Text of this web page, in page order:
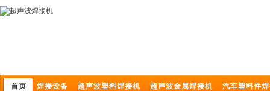
首页 焊接设备 超声波塑料焊接机 超声波金属焊接机 汽车塑料件